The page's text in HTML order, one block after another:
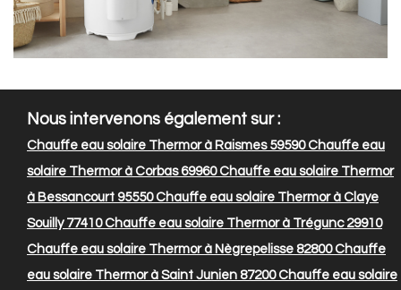
Nous intervenons également sur :
Chauffe eau solaire Thermor à Raismes 59590Chauffe eau
solaire Thermor à Corbas 69960Chauffe eau solaire Thermor
à Bessancourt 95550Chauffe eau solaire Thermor à Claye
Souilly 77410Chauffe eau solaire Thermor à Trégunc 29910
Chauffe eau solaire Thermor à Nègrepelisse 82800Chauffe
eau solaire Thermor à Saint Junien 87200Chauffe eau solaire